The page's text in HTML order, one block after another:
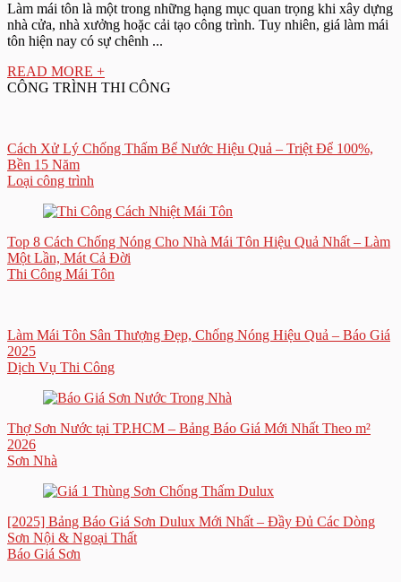
Làm mái tôn là một trong những hạng mục quan trọng khi xây dựng
nhà cửa, nhà xưởng hoặc cải tạo công trình. Tuy nhiên, giá làm mái
tôn hiện nay có sự chênh ...
READ MORE +
CÔNG TRÌNH THI CÔNG
Cách Xử Lý Chống Thấm Bể Nước Hiệu Quả – Triệt Để 100%,
Bền 15 Năm
Loại công trình
Top 8 Cách Chống Nóng Cho Nhà Mái Tôn Hiệu Quả Nhất – Làm
Một Lần, Mát Cả Đời
Thi Công Mái Tôn
Làm Mái Tôn Sân Thượng Đẹp, Chống Nóng Hiệu Quả – Báo Giá
2025
Dịch Vụ Thi Công
Thợ Sơn Nước tại TP.HCM – Bảng Báo Giá Mới Nhất Theo m²
2026
Sơn Nhà
[2025] Bảng Báo Giá Sơn Dulux Mới Nhất – Đầy Đủ Các Dòng
Sơn Nội & Ngoại Thất
Báo Giá Sơn